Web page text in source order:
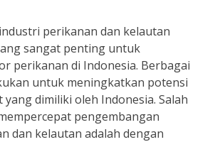
perikanan dan kelautan
sangat penting untuk
perikanan di Indonesia. Berbagai
untuk meningkatkan potensi
yang dimiliki oleh Indonesia. Salah
pengembangan
dan kelautan adalah dengan